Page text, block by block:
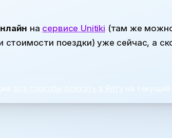
на сервисе Unitiki (там же
стоимости поездки) уже сейчас, а